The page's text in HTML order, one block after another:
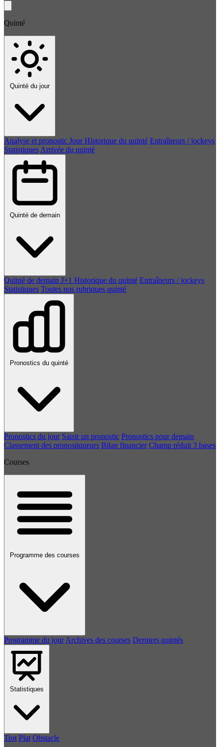
Quinté
Quinté du jour
Analyse et pronostic Jour Historique du quinté Entraîneurs / jockeys
Statistiques Arrivée du quinté
Quinté de demain
Quinté de demain J+1 Historique du quinté Entraîneurs / jockeys
Statistiques Toutes nos rubriques quinté
Pronostics du quinté
Pronostics du jour Saisir un pronostic Pronostics pour demain
Classement des pronostiqueurs Bilan financier Champ réduit 3 bases
Courses
Programme des courses
Programme du jour Archives des courses Derniers quintés
Statistiques
Trot Plat Obstacle